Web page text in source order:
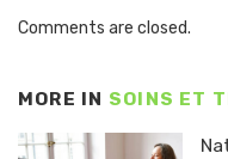
Comments are closed.
MORE IN SOINS ET